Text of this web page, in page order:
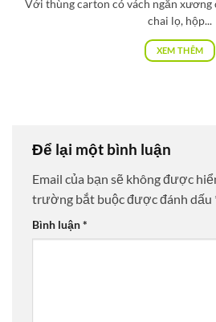
Với thùng carton có vách ngăn xương
chai lọ, hộp...
XEM THÊM
Để lại một bình luận
Email của bạn sẽ không được
trường bắt buộc được đánh dấu
Bình luận*